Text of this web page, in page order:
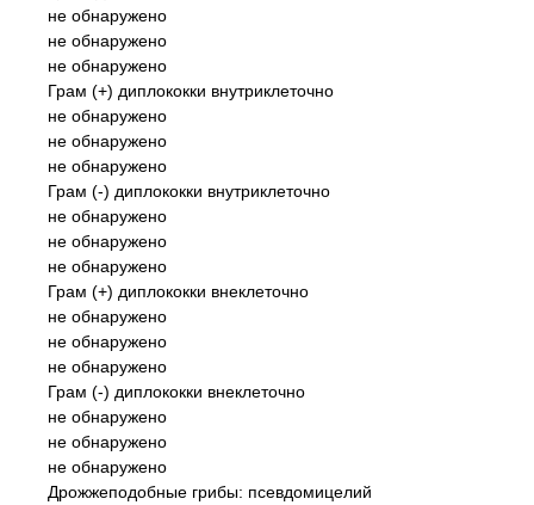
не обнаружено
не обнаружено
не обнаружено
Грам (+) диплококки внутриклеточно
не обнаружено
не обнаружено
не обнаружено
Грам (-) диплококки внутриклеточно
не обнаружено
не обнаружено
не обнаружено
Грам (+) диплококки внеклеточно
не обнаружено
не обнаружено
не обнаружено
Грам (-) диплококки внеклеточно
не обнаружено
не обнаружено
не обнаружено
Дрожжеподобные грибы: псевдомицелий